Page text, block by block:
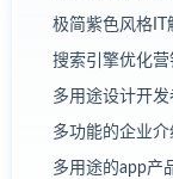
极简紫色风格IT
搜索引擎优化
多用途设计开
多功能的企业
多用途的app产